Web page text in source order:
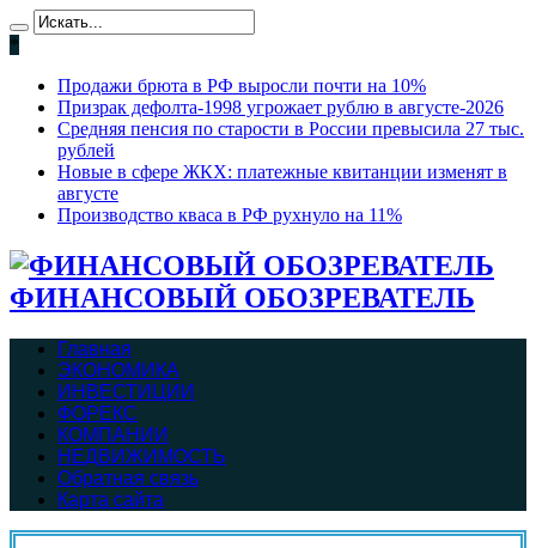
*
Продажи брюта в РФ выросли почти на 10%
Призрак дефолта-1998 угрожает рублю в августе-2026
Средняя пенсия по старости в России превысила 27 тыс.
рублей
Новые в сфере ЖКХ: платежные квитанции изменят в
августе
Производство кваса в РФ рухнуло на 11%
ФИНАНСОВЫЙ ОБОЗРЕВАТЕЛЬ
Главная
ЭКОНОМИКА
ИНВЕСТИЦИИ
ФОРЕКС
КОМПАНИИ
НЕДВИЖИМОСТЬ
Обратная связь
Карта сайта